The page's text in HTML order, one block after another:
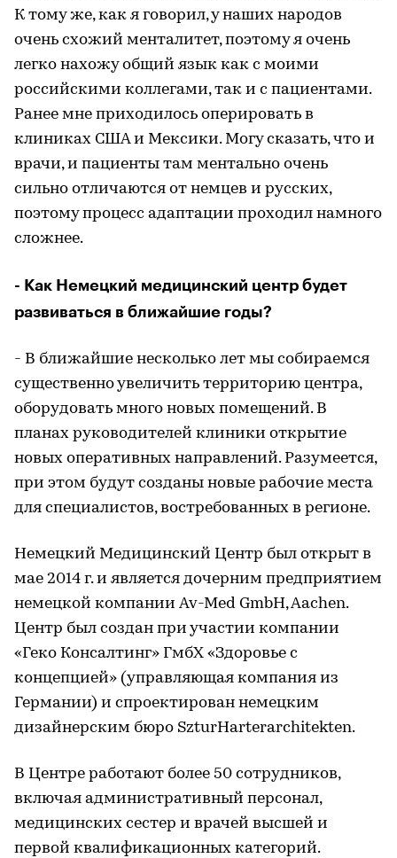
К тому же, как я говорил, у наших народов
очень схожий менталитет, поэтому я очень
легко нахожу общий язык как с моими
российскими коллегами, так и с пациентами.
Ранее мне приходилось оперировать в
клиниках США и Мексики. Могу сказать, что и
врачи, и пациенты там ментально очень
сильно отличаются от немцев и русских,
поэтому процесс адаптации проходил намного
сложнее.
- Как Немецкий медицинский центр будет
развиваться в ближайшие годы?
- В ближайшие несколько лет мы собираемся
существенно увеличить территорию центра,
оборудовать много новых помещений. В
планах руководителей клиники открытие
новых оперативных направлений. Разумеется,
при этом будут созданы новые рабочие места
для специалистов, востребованных в регионе.
Немецкий Медицинский Центр был открыт в
мае 2014 г. и является дочерним предприятием
немецкой компании Av-Med GmbH, Aachen.
Центр был создан при участии компании
«Геко Консалтинг» ГмбХ «Здоровье с
концепцией» (управляющая компания из
Германии) и спроектирован немецким
дизайнерским бюро SzturHarterarchitekten.
В Центре работают более 50 сотрудников,
включая административный персонал,
медицинских сестер и врачей высшей и
первой квалификационных категорий.